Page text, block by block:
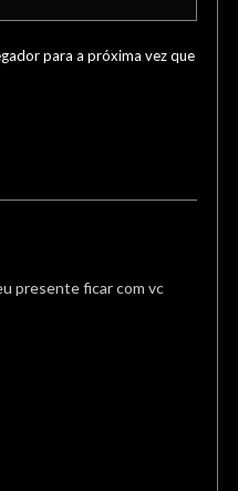
para a próxima vez que
presente ficar com vc